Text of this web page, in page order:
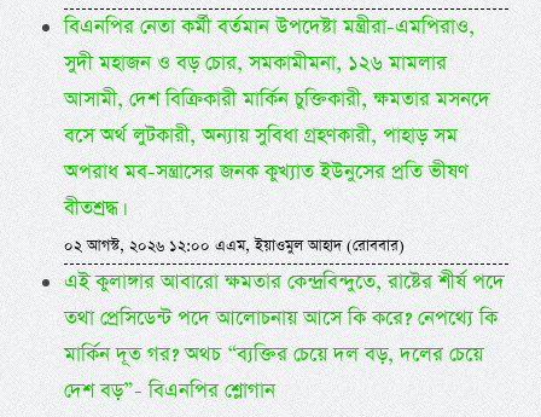
বিএনপির নেতা কর্মী বর্তমান উপদেষ্টা মন্ত্রীরা-এমপিরাও,
সুদী মহাজন ও বড় চোর, সমকামীমনা, ১২৬ মামলার
আসামী, দেশ বিক্রিকারী মার্কিন চুক্তিকারী, ক্ষমতার মসনদে
বসে অর্থ লুটকারী, অন্যায় সুবিধা গ্রহণকারী, পাহাড় সম
অপরাধ মব-সন্ত্রাসের জনক কুখ্যাত ইউনুসের প্রতি ভীষণ
বীতশ্রদ্ধ।
০২ আগস্ট, ২০২৬ ১২:০০ এএম, ইয়াওমুল আহাদ (রোববার)
এই কুলাঙ্গার আবারো ক্ষমতার কেন্দ্রবিন্দুতে, রাষ্টের শীর্ষ পদে
তথা প্রেসিডেন্ট পদে আলোচনায় আসে কি করে? নেপথ্যে কি
মার্কিন দূত গর? অথচ “ব্যক্তির চেয়ে দল বড়, দলের চেয়ে
দেশ বড়”- বিএনপির শ্লোগান